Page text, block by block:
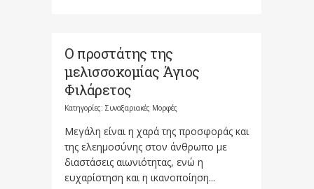
Ο προστάτης της
μελισσοκομίας Άγιος
Φιλάρετος
Κατηγορίες: Συναξαριακές Μορφές
Μεγάλη είναι η χαρά της προσφοράς και
της ελεημοσύνης στον άνθρωπο με
διαστάσεις αιωνιότητας, ενώ η
ευχαρίστηση και η ικανοποίηση...